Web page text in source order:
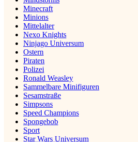
Minecraft
Minions
Mittelalter
Nexo Knights
Ninjago Universum
Ostern
Piraten
Polizei
Ronald Weasley
Sammelbare Minifiguren
Sesamstraße
Simpsons
Speed Champions
Spongebob
Sport
Star Wars Universum